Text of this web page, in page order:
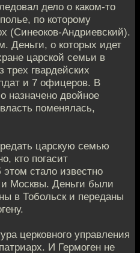
дело о каком-то
по которому
(Синеоков-Андриевский).
Деньги, о которых идет
царской семьи в
трех гвардейских
и 7 офицеров. В
назначено двойное
поменялась,
царскую семью
кто погасит
стало известно
и Москвы. Деньги были
в Тобольск и переданы
церковного управления
И Гермоген не